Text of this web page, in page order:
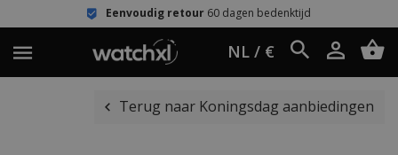
Eenvoudig retour 60 dagen bedenktijd
NL / €
Terug naar Koningsdag aanbiedingen